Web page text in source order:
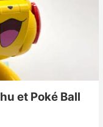
et Poké Ball